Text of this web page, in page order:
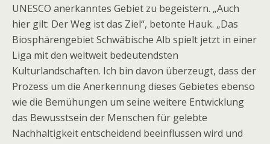
UNESCO anerkanntes Gebiet zu begeistern. „Auch
hier gilt: Der Weg ist das Ziel“, betonte Hauk. „Das
Biosphärengebiet Schwäbische Alb spielt jetzt in einer
Liga mit den weltweit bedeutendsten
Kulturlandschaften. Ich bin davon überzeugt, dass der
Prozess um die Anerkennung dieses Gebietes ebenso
wie die Bemühungen um seine weitere Entwicklung
das Bewusstsein der Menschen für gelebte
Nachhaltigkeit entscheidend beeinflussen wird und